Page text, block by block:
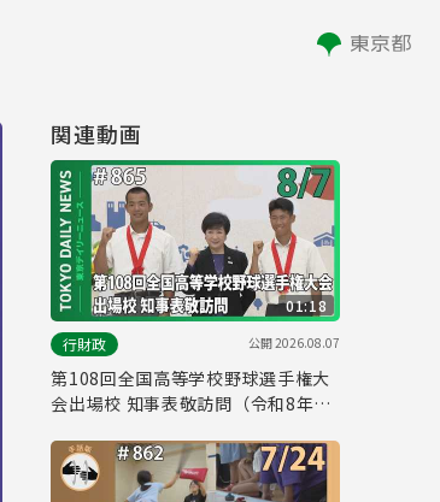
関連動画
01:18
行財政
公開2026.08.07
第108回全国高等学校野球選手権大
会出場校 知事表敬訪問（令和8年8
No.865）